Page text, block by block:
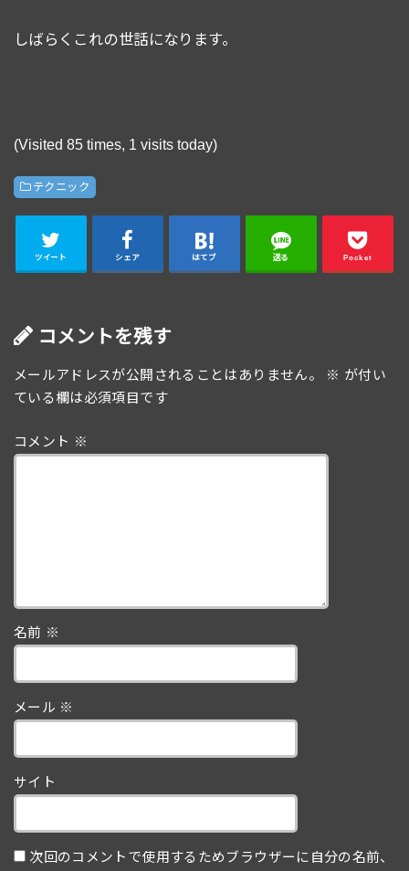
しばらくこれの世話になります。
(Visited 85 times, 1 visits today)
テクニック
ツイート シェア はてブ 送る Pocket
コメントを残す
メールアドレスが公開されることはありません。 ※ が付い
ている欄は必須項目です
コメント ※
名前 ※
メール ※
サイト
次回のコメントで使用するためブラウザーに自分の名前、